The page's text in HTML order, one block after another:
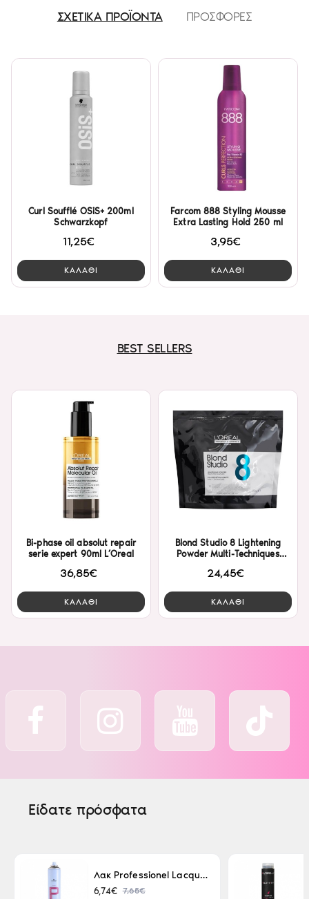
ΣΧΕΤΙΚΑ ΠΡΟΪΟΝΤΑ ΠΡΟΣΦΟΡΕΣ
Curl Soufflé OSiS+ 200ml
Schwarzkopf
11,25€
ΚΑΛΑΘΙ
Farcom 888 Styling Mousse
Extra Lasting Hold 250 ml
3,95€
ΚΑΛΑΘΙ
BEST SELLERS
Bi-phase oil absolut repair
serie expert 90ml L’Oreal
36,85€
ΚΑΛΑΘΙ
Blond Studio 8 Lightening
Powder Multi-Techniques
24,45€
ΚΑΛΑΘΙ
Είδατε πρόσφατα
Λακ Professionel Lacque Super Strong 500ml
6,74€ 7,65€